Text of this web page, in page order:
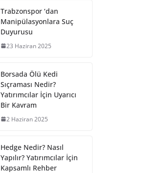
Trabzonspor ‘dan
Manipülasyonlara Suç
Duyurusu
23 Haziran 2025
Borsada Ölü Kedi
Sıçraması Nedir?
Yatırımcılar İçin Uyarıcı
Bir Kavram
2 Haziran 2025
Hedge Nedir? Nasıl
Yapılır? Yatırımcılar İçin
Kapsamlı Rehber